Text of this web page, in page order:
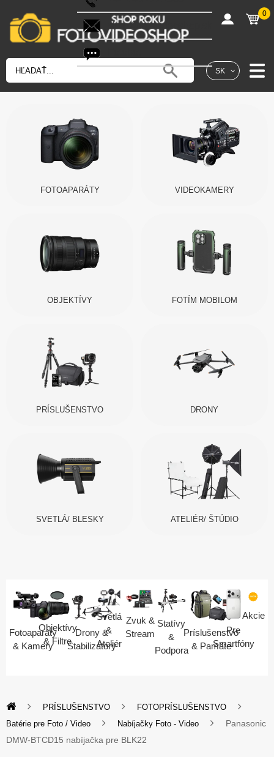
SK
shop@fotovideoshop.sk
0
FOTOAPARÁTY VIDEOKAMERY
OBJEKTÍVY FOTÍM MOBILOM
PRÍSLUŠENSTVO DRONY
SVETLÁ/ BLESKY ATELIÉR/ ŠTÚDIO
Fotoaparáty
& Kamery
Objektívy
& Filtre
Drony &
Stabilizátory
Svetlá
&
Ateliér
Zvuk &
Stream
Statívy
&
Podpora
Príslušenstvo
& Pamäte
Pre
Smartfóny
Akcie
PRÍSLUŠENSTVO
FOTOPRÍSLUŠENSTVO
Batérie pre Foto / Video
Nabíjačky Foto - Video
Panasonic
DMW-BTCD15 nabíjačka pre BLK22